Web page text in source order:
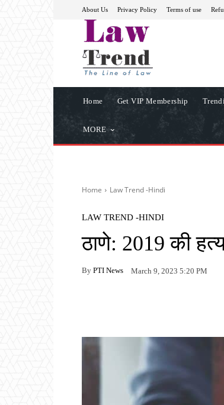
About Us Privacy Policy Terms of use
Home Get VIP Membership
MORE
Home Law Trend -Hindi
LAW TREND -HINDI
ठाणे: 2019 की
By PTI News March 9, 2023 5:20 PM